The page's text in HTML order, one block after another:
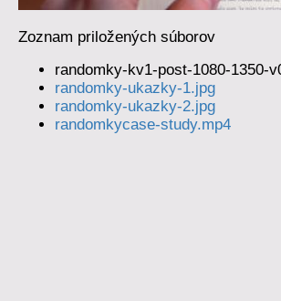
Zoznam priložených súborov
randomky-kv1-post-1080-1350-
randomky-ukazky-1.jpg
randomky-ukazky-2.jpg
randomkycase-study.mp4